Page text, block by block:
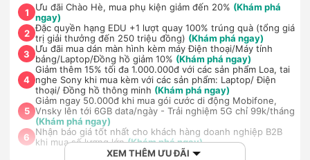
1 Ưu đãi Chào Hè, mua phụ kiện giảm đến 20% (Khám phá
ngay)
2 Đặc quyền hạng EDU +1 lượt quay 100% trúng quà (tổng giá
trị giải thưởng đến 250 triệu đồng) (Khám phá ngay)
3
Ưu đãi mua dán màn hình kèm máy Điện thoại/Máy tính
bảng/Laptop/Đồng hồ giảm 10% (Khám phá ngay)
4
Giảm thêm 15% tối đa 1.000.000đ với các sản phẩm Loa, tai
nghe Sony khi mua kèm với các sản phẩm: Laptop/ Điện
thoại/ Đồng hồ thông minh (Khám phá ngay)
5
Giảm ngay 50.000đ khi mua gói cước di động Mobifone,
Vnsky lên tới 6GB data/ngày - Trải nghiệm 5G chỉ 99k/tháng
(Khám phá ngay)
6
Nhận báo giá tốt nhất cho khách hàng doanh nghiệp B2B
khi mua số lượng lớn(Khám phá ngay)
XEM THÊM ƯU ĐÃI